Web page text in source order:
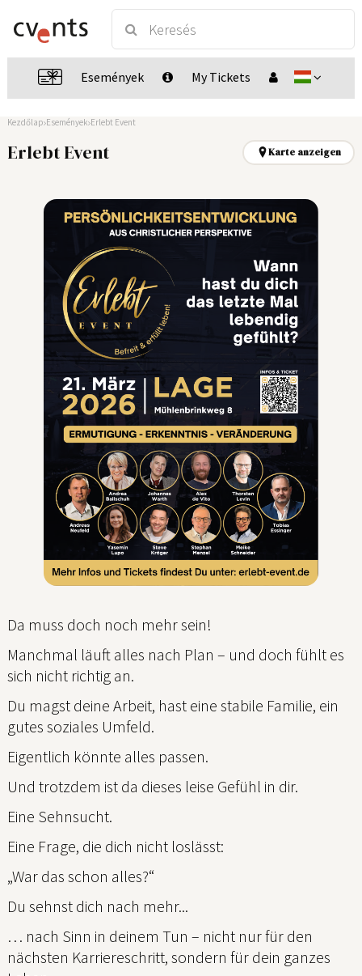
Események My Tickets
Kezdőlap Események Erlebt Event
Erlebt Event Karte anzeigen
Da muss doch noch mehr sein!
Manchmal läuft alles nach Plan – und doch fühlt es
sich nicht richtig an.
Du magst deine Arbeit, hast eine stabile Familie, ein
gutes soziales Umfeld.
Eigentlich könnte alles passen.
Und trotzdem ist da dieses leise Gefühl in dir.
Eine Sehnsucht.
Eine Frage, die dich nicht loslässt:
„War das schon alles?“
Du sehnst dich nach mehr...
… nach Sinn in deinem Tun – nicht nur für den
nächsten Karriereschritt, sondern für dein ganzes